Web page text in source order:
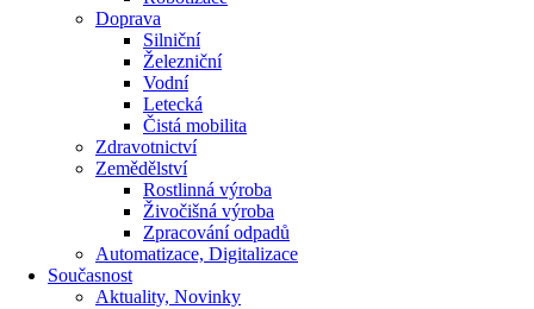
Doprava
Silniční
Železniční
Vodní
Letecká
Čistá mobilita
Zdravotnictví
Zemědělství
Rostlinná výroba
Živočišná výroba
Zpracování odpadů
Automatizace, Digitalizace
Současnost
Aktuality, Novinky